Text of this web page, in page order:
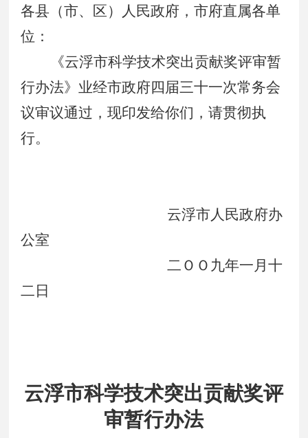
各县（市、区）人民政府，市府直属各单
位：
《云浮市科学技术突出贡献奖评审暂
行办法》业经市政府四届三十一次常务会
议审议通过，现印发给你们，请贯彻执
行。
云浮市人民政府办
公室
二ＯＯ九年一月十
二日
云浮市科学技术突出贡献奖评
审暂行办法